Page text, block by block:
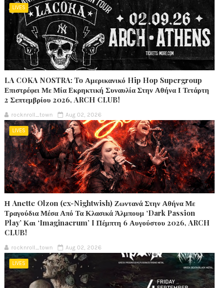
LIVES
LA COKA NOSTRA: To Αμερικανικό Hip Hop Supergroup
Επιστρέφει Με Μία Εκρηκτική Συναυλία Στην Αθήνα Ι Τετάρτη
2 Σεπτεμβρίου 2026, ARCH CLUB!
rocknroll_town Aug 02, 2026
LIVES
Η Anette Olzon (ex-Nightwish) Ζωντανά Στην Αθήνα Με
Τραγούδια Μέσα Από Τα Κλασικά Άλμπουμ ‘Dark Passion
Play’ Και ‘Imaginaerum’ I Πέμπτη 6 Αυγούστου 2026, ARCH
CLUB!
rocknroll_town Aug 02, 2026
LIVES